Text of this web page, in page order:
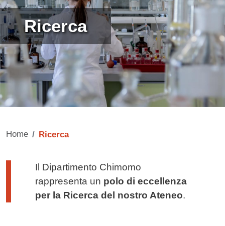
Ricerca
Home Ricerca
Testo di presentazione
Il Dipartimento Chimomo
rappresenta un polo di eccellenza
per la Ricerca del nostro Ateneo.